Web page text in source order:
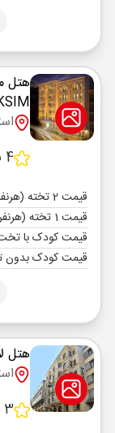
هتل
4 ستاره
قیمت 2 تخته (هرنفر)
قیمت 1 تخته (هرنفر)
قیمت کودک با
قیمت کودک بدون
هتل
3 ستاره